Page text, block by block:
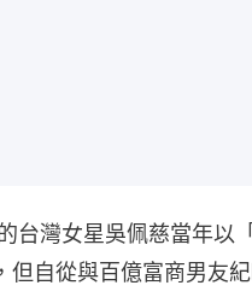
台灣女星吳佩慈當年以
但自從與百億富商男友